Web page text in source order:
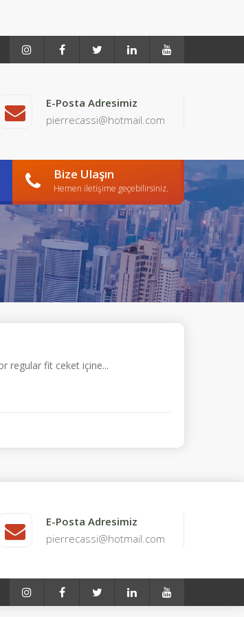
E-Posta Adresimiz
pierrecassi@hotmail.com
Bize Ulaşın
Hemen iletişime geçebilirsiniz.
regular fit ceket içine...
E-Posta Adresimiz
pierrecassi@hotmail.com